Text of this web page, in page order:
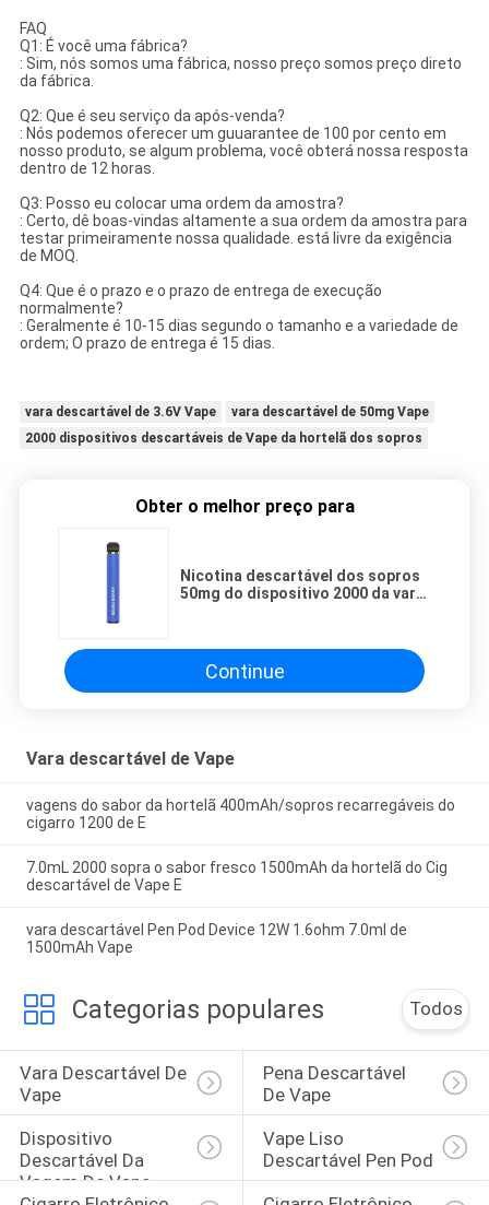
FAQ
Q1: É você uma fábrica?
: Sim, nós somos uma fábrica, nosso preço somos preço direto
da fábrica.
Q2: Que é seu serviço da após-venda?
: Nós podemos oferecer um guuarantee de 100 por cento em
nosso produto, se algum problema, você obterá nossa resposta
dentro de 12 horas.
Q3: Posso eu colocar uma ordem da amostra?
: Certo, dê boas-vindas altamente a sua ordem da amostra para
testar primeiramente nossa qualidade. está livre da exigência
de MOQ.
Q4: Que é o prazo e o prazo de entrega de execução
normalmente?
: Geralmente é 10-15 dias segundo o tamanho e a variedade de
ordem; O prazo de entrega é 15 dias.
vara descartável de 3.6V Vape
vara descartável de 50mg Vape
2000 dispositivos descartáveis de Vape da hortelã dos sopros
Obter o melhor preço para
Nicotina descartável dos sopros
50mg do dispositivo 2000 da vara
Continue
Vara descartável de Vape
vagens do sabor da hortelã 400mAh/sopros recarregáveis do
cigarro 1200 de E
7.0mL 2000 sopra o sabor fresco 1500mAh da hortelã do Cig
descartável de Vape E
vara descartável Pen Pod Device 12W 1.6ohm 7.0ml de
1500mAh Vape
Categorias populares Todos
Vara Descartável De
Vape
Pena Descartável
De Vape
Dispositivo
Descartável Da
Vagem De Vape
Vape Liso
Descartável Pen Pod